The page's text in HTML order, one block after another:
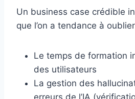
Un business case crédible
que l’on a tendance à
Le temps de formation
des utilisateurs
La gestion des